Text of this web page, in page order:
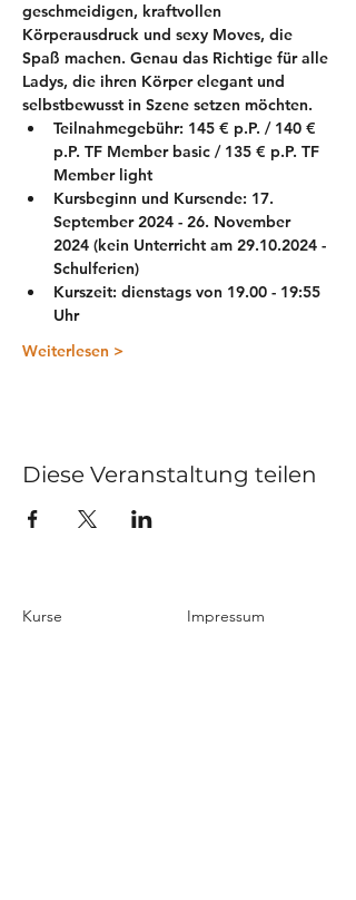
geschmeidigen, kraftvollen
Körperausdruck und sexy Moves, die
Spaß machen. Genau das Richtige für alle
Ladys, die ihren Körper elegant und
selbstbewusst in Szene setzen möchten.
Teilnahmegebühr: 145 € p.P. / 140 €
p.P. TF Member basic / 135 € p.P. TF
Member light
Kursbeginn und Kursende: 17.
September 2024 - 26. November
2024 (kein Unterricht am 29.10.2024 -
Schulferien)
Kurszeit: dienstags von 19.00 - 19:55
Uhr
Weiterlesen >
Diese Veranstaltung teilen
Kurse
Impressum